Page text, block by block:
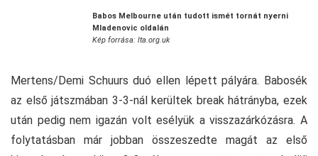
Babos Melbourne után tudott ismét tornát nyerni
Mladenovic oldalán
Kép forrása: lta.org.uk
Mertens/Demi Schuurs duó ellen lépett pályára. Babosék
az első játszmában 3-3-nál kerültek break hátrányba, ezek
után pedig nem igazán volt esélyük a visszazárkózásra. A
folytatásban már jobban összeszedte magát az első